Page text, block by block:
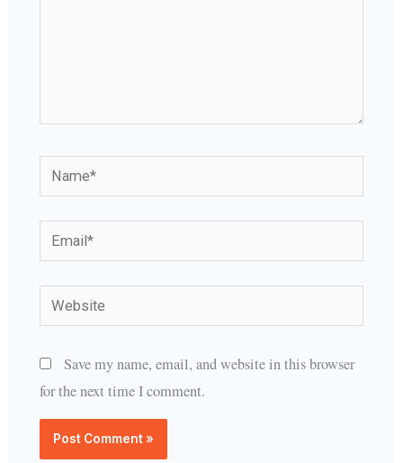
Name*
Email*
Website
Save my name, email, and website in this browser
for the next time I comment.